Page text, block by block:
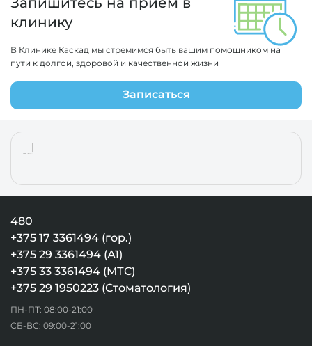
клинику
В Клинике Каскад мы стремимся быть вашим помощником на
пути к долгой, здоровой и качественной жизни
Записаться
480
+375 17 3361494 (гор.)
+375 29 3361494 (А1)
+375 33 3361494 (МТС)
+375 29 1950223 (Стоматология)
ПН-ПТ: 08:00-21:00
СБ-ВС: 09:00-21:00